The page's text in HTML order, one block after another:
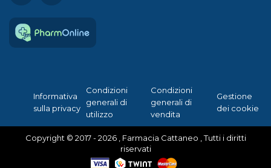
Informativa
sulla privacy
Condizioni
generali di
utilizzo
Condizioni
generali di
vendita
Gestione
dei cookie
Copyright © 2017 - 2026 , Farmacia Cattaneo , Tutti i diritti
riservati